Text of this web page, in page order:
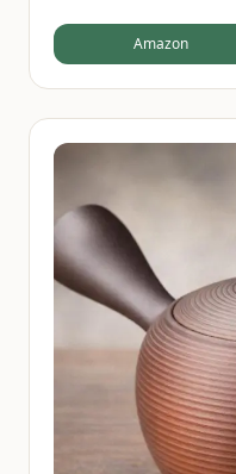
Système de maille
Amazon